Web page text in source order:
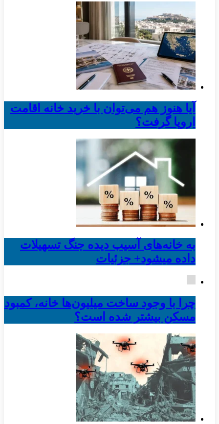
آیا هنوز هم می‌توان با خرید خانه اقامت
اروپا گرفت؟
به خانه‌های آسیب دیده جنگ تسهیلات
داده میشود+ جزئیات
چرا با وجود ساخت میلیون‌ها خانه، کمبود
مسکن بیشتر شده است؟